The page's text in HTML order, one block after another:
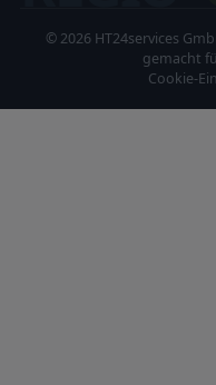
© 2026 HT24services
gemacht
Cookie-